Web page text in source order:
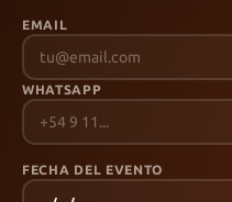
EMAIL
WHATSAPP
FECHA DEL EVENTO